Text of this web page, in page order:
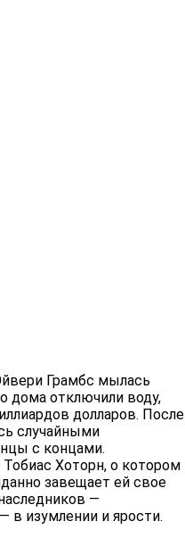
Грамбс мылась
дома отключили воду,
долларов. После
случайными
с концами.
Хоторн, о котором
завещает ей свое
—
в изумлении и ярости.